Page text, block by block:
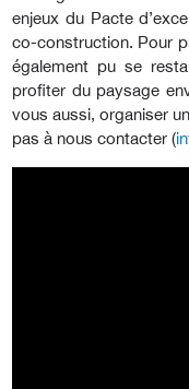
enjeux du Pacte
co-construction. Pour
également pu se
profiter du paysage
vous aussi, organiser
pas à nous contacter (